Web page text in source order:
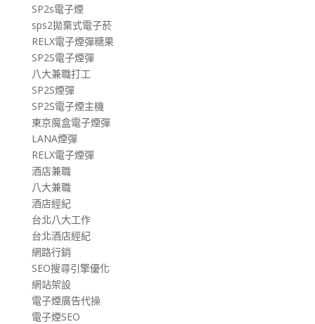
SP2s電子煙
sps2拋棄式電子菸
RELX電子煙彈糖果
SP2S電子煙彈
八大兼職打工
SP2S煙彈
SP2S電子煙主機
東京魔盒電子煙彈
LANA煙彈
RELX電子煙彈
酒店兼職
八大兼職
酒店經紀
台北八大工作
台北酒店經紀
網路行銷
SEO搜尋引擎優化
網站架設
電子煙廣告代操
電子煙SEO